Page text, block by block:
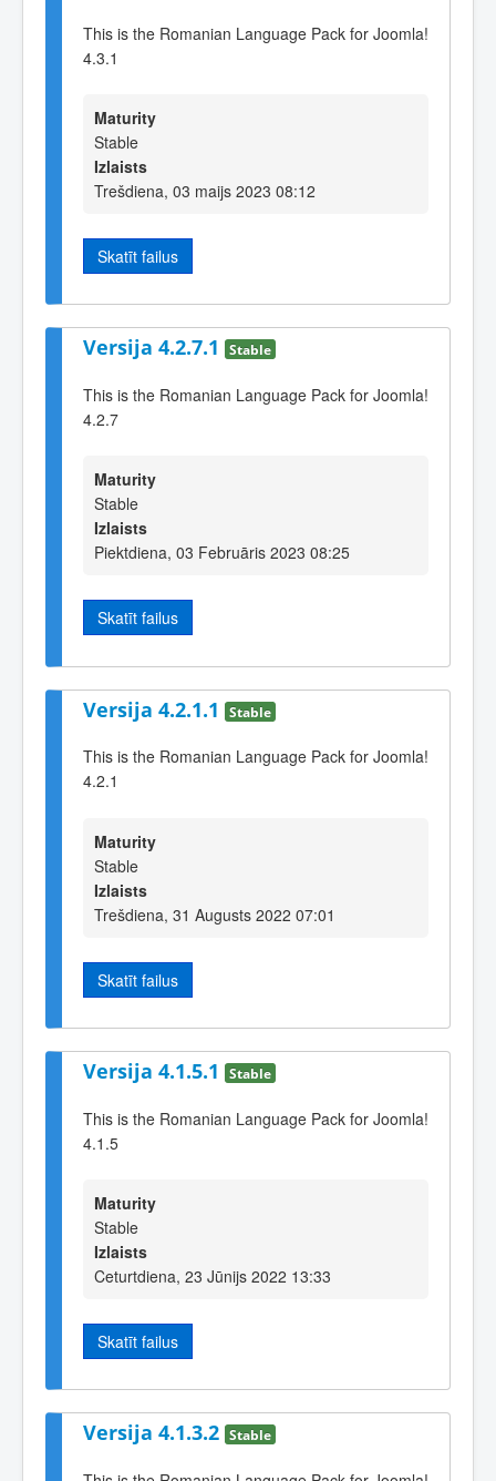
This is the Romanian Language Pack for Joomla!
4.3.1
Maturity
Stable
Izlaists
Trešdiena, 03 maijs 2023 08:12
Skatīt failus
Versija 4.2.7.1 Stable
This is the Romanian Language Pack for Joomla!
4.2.7
Maturity
Stable
Izlaists
Piektdiena, 03 Februāris 2023 08:25
Skatīt failus
Versija 4.2.1.1 Stable
This is the Romanian Language Pack for Joomla!
4.2.1
Maturity
Stable
Izlaists
Trešdiena, 31 Augusts 2022 07:01
Skatīt failus
Versija 4.1.5.1 Stable
This is the Romanian Language Pack for Joomla!
4.1.5
Maturity
Stable
Izlaists
Ceturtdiena, 23 Jūnijs 2022 13:33
Skatīt failus
Versija 4.1.3.2 Stable